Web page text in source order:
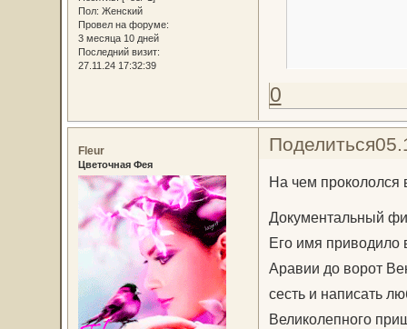
Пол: Женский
Провел на форуме:
3 месяца 10 дней
Последний визит:
27.11.24 17:32:39
0
Поделиться
Fleur
Цветочная Фея
На чем прокололся
Документальный
Его имя приводило
Аравии до ворот
сесть и написать
Великолепного